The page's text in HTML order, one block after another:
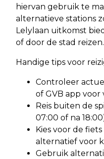
hiervan gebruik te
alternatieve stations
Lelylaan uitkomst
of door de stad reizen.
Handige tips voor
Controleer
of GVB app voor
Reis buiten de
07:00 of na
Kies voor de
alternatief voor
Gebruik